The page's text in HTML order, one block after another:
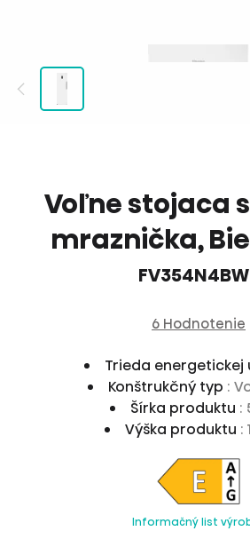
Voľne stojaca
mraznička,
6 Hodnotenie
Trieda energetickej
Konštrukčný typ :
Šírka produktu :
Výška produktu :
Informačný list